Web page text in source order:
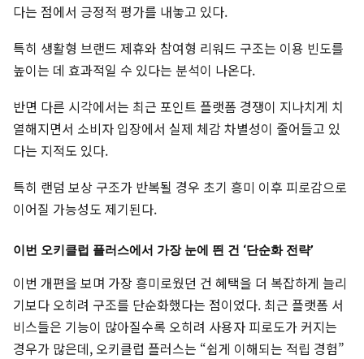
다는 점에서 긍정적 평가를 내놓고 있다.
특히 생활형 브랜드 제휴와 참여형 리워드 구조는 이용 빈도를
높이는 데 효과적일 수 있다는 분석이 나온다.
반면 다른 시각에서는 최근 포인트 플랫폼 경쟁이 지나치게 치
열해지면서 소비자 입장에서 실제 체감 차별성이 줄어들고 있
다는 지적도 있다.
특히 랜덤 보상 구조가 반복될 경우 초기 흥미 이후 피로감으로
이어질 가능성도 제기된다.
이번 오키클럽 플러스에서 가장 눈에 띈 건 ‘단순화 전략’
이번 개편을 보며 가장 흥미로웠던 건 혜택을 더 복잡하게 늘리
기보다 오히려 구조를 단순화했다는 점이었다. 최근 플랫폼 서
비스들은 기능이 많아질수록 오히려 사용자 피로도가 커지는
경우가 많은데, 오키클럽 플러스는 “쉽게 이해되는 적립 경험”